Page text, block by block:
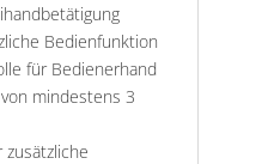
Bedienfunktion
für Bedienerhand
mindestens 3
zusätzliche